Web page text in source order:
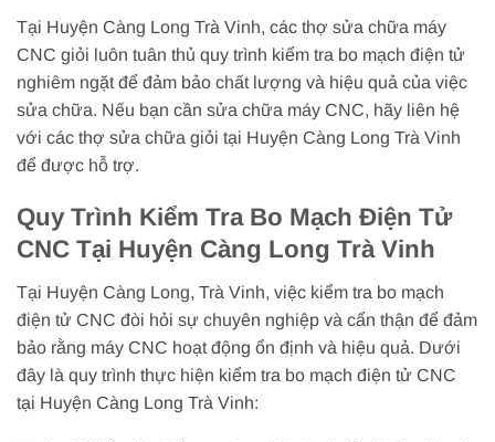
Tại Huyện Càng Long Trà Vinh, các thợ sửa chữa máy
CNC giỏi luôn tuân thủ quy trình kiểm tra bo mạch điện tử
nghiêm ngặt để đảm bảo chất lượng và hiệu quả của việc
sửa chữa. Nếu bạn cần sửa chữa máy CNC, hãy liên hệ
với các thợ sửa chữa giỏi tại Huyện Càng Long Trà Vinh
để được hỗ trợ.
Quy Trình Kiểm Tra Bo Mạch Điện Tử
CNC Tại Huyện Càng Long Trà Vinh
Tại Huyện Càng Long, Trà Vinh, việc kiểm tra bo mạch
điện tử CNC đòi hỏi sự chuyên nghiệp và cẩn thận để đảm
bảo rằng máy CNC hoạt động ổn định và hiệu quả. Dưới
đây là quy trình thực hiện kiểm tra bo mạch điện tử CNC
tại Huyện Càng Long Trà Vinh: